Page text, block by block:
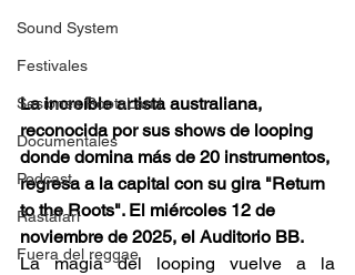
Sound System
Festivales
Sesiones RootsLand
Documentales
Podcast
Rastafari
Fuera del reggae
La increíble artista australiana,
reconocida por sus shows de looping
donde domina más de 20 instrumentos,
regresa a la capital con su gira "Return
to the Roots". El miércoles 12 de
noviembre de 2025, el Auditorio BB.
La magia del looping vuelve a la